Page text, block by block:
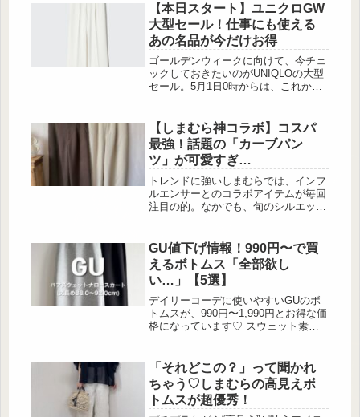
【本日スタート】ユニクロGW
大型セール！仕事にも使える
あの名品が今だけお得
ゴールデンウィークに向けて、今チェ
ックしておきたいのがUNIQLOの大型
セール。5月1日0時からは、これから
い？」と迷っている方も安心してくだ
さい。今回は、ゴールデンウィークセ
ールの中でも特に見逃せないアイテム
を厳選してご紹介します。お得に賢く
ワードローブをアップデートするチャ
ンス、ぜひチェックしてみてください
ね♪
【しまむら神コラボ】コスパ
最強！話題の「カーブパン
ツ」が可愛すぎ…
トレンドに強いしまむらでは、インフ
ルエンサーとのコラボアイテムが毎回
注目の的。なかでも、旬のシルエット
の中から、“普段使いしやすい”“高見え
する”と話題のコラボパンツだけをピ
ックアップ。2,000円台で気軽に取り
入れられる名品揃いなので、この冬の
ワードローブにぜひ迎えてみてくださ
い♡今季コスパ最強！1本は持ってお
きたい「1タックカーブパンツ」 出
典:hiro様ご提供...
GU値下げ情報！990円〜で買
えるボトムス「全部欲し
い…」【5選】
デイリーコーデに使いやすいGUのボ
トムスが、990円〜1,990円とお得な価
格になっています♡ スウェット素材
いしやすいアイテムばかり。既にオン
ラインス […]
「それどこの？」って聞かれ
ちゃう♡しまむらの高見えボ
トムスが超優秀！